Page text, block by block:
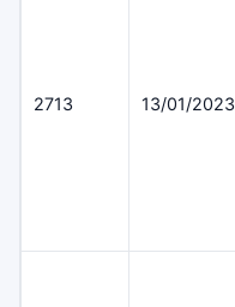
2713 13/01/2023